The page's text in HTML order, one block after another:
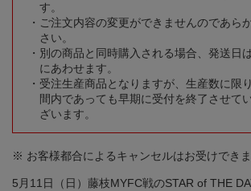
す。
ご注文内容の変更ができませんのであら
さい。
別の商品と同時購入される場合、発送日
にあわせます。
受注生産商品となりますが、生産数に限
間内であっても早期に受付を終了させて
ざいます。
※ お客様都合によるキャンセルはお受けできま
5月11日（日）藤枝MYFC戦のSTAR of THE